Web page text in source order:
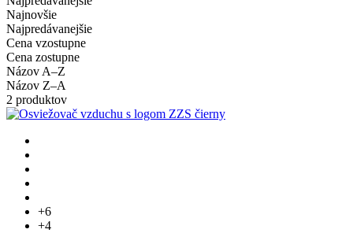
Najnovšie
Najpredávanejšie
Cena vzostupne
Cena zostupne
Názov A–Z
Názov Z–A
2 produktov
+6
+4